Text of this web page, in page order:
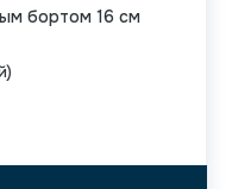
бортом 16 см